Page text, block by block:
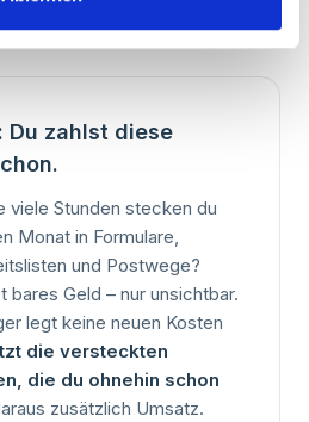
Du zahlst diese
viele Stunden stecken du
Monat in Formulare,
und Postwege?
bares Geld – nur unsichtbar.
legt keine neuen Kosten
die versteckten
die du ohnehin schon
zusätzlich Umsatz.